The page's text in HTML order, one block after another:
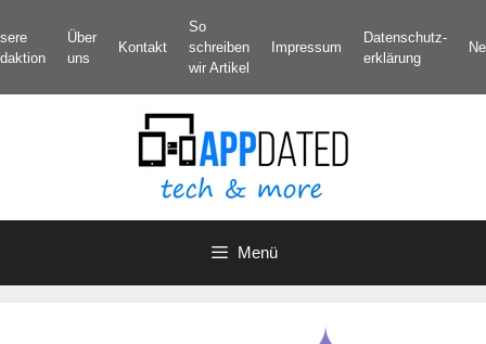
Inhalt
springen
Über
uns
Kontakt
So
schreiben
wir Artikel
Impressum
Datenschutz­
erklärung
Menü